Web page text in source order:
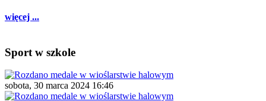
więcej ...
Sport w szkole
sobota, 30 marca 2024 16:46